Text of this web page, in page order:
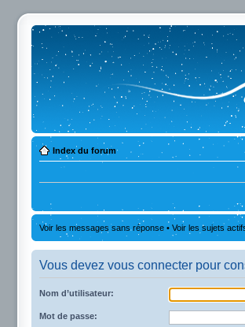
Index du forum
Voir les messages sans réponse • Voir les sujets
Vous devez vous connecter pour
Nom d’utilisateur:
Mot de passe: